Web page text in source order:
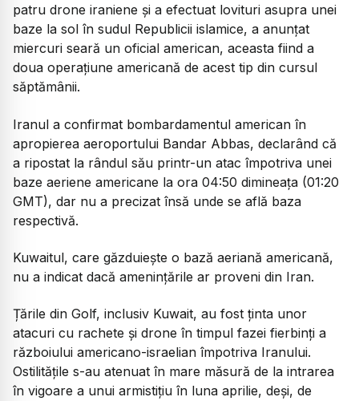
patru drone iraniene și a efectuat lovituri asupra unei
baze la sol în sudul Republicii islamice, a anunțat
miercuri seară un oficial american, aceasta fiind a
doua operațiune americană de acest tip din cursul
săptămânii.
Iranul a confirmat bombardamentul american în
apropierea aeroportului Bandar Abbas, declarând că
a ripostat la rândul său printr-un atac împotriva unei
baze aeriene americane la ora 04:50 dimineața (01:20
GMT), dar nu a precizat însă unde se află baza
respectivă.
Kuwaitul, care găzduiește o bază aeriană americană,
nu a indicat dacă amenințările ar proveni din Iran.
Țările din Golf, inclusiv Kuwait, au fost ținta unor
atacuri cu rachete și drone în timpul fazei fierbinți a
războiului americano-israelian împotriva Iranului.
Ostilitățile s-au atenuat în mare măsură de la intrarea
în vigoare a unui armistițiu în luna aprilie, deși, de